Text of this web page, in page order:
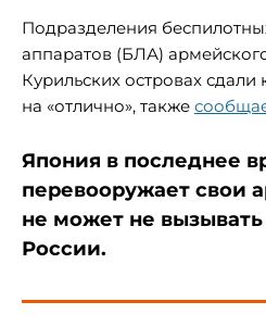
Подразделения
аппаратов (БЛА)
Курильских островах
на «отлично», также
Япония в последнее
перевооружает свои
не может не
России.